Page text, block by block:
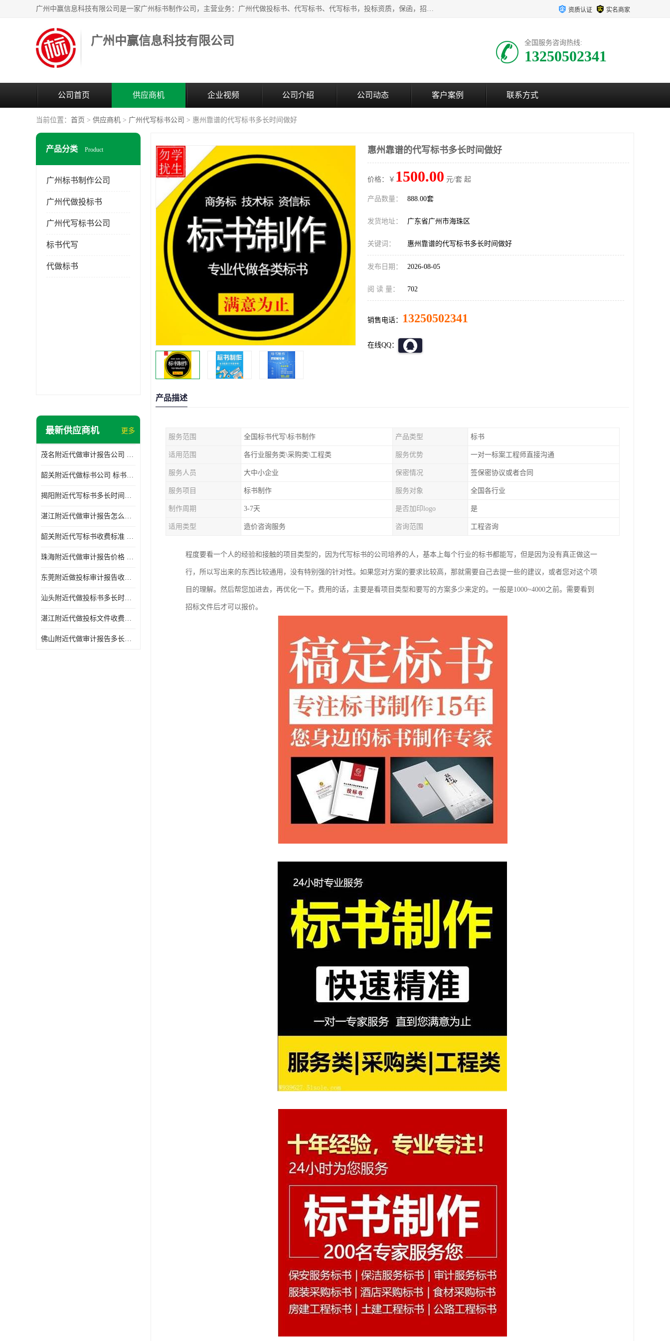
广州中赢信息科技有限公司是一家广州标书制作公司，主营业务：广州代做投标书、代写标书、代写标书，投标资质，保函，招投标培训等等，只要是投标中有需要的，我们这里都可以帮您解决。代写标书的中标案例也有很多。欢迎来电合作。 资质认证 实名商家
广州中赢信息科技有限公司 全国服务咨询热线:
13250502341
公司首页 供应商机 企业视频 公司介绍 公司动态 客户案例 联系方式
当前位置： 首页 > 供应商机 > 广州代写标书公司 > 惠州靠谱的代写标书多长时间做好
产品分类 Product
广州标书制作公司
广州代做投标书
广州代写标书公司
标书代写
代做标书
最新供应商机 更多
茂名附近代做审计报告公司 投标书怎么做
韶关附近代做标书公司 标书制作周期快
揭阳附近代写标书多长时间做好 投标书怎么做
湛江附近代做审计报告怎么收费 一对一服务
韶关附近代写标书收费标准 满足客户需求
珠海附近代做审计报告价格 投标书怎么做
东莞附近做投标审计报告收费标准 标书废标注意事项
汕头附近代做投标书多长时间做好 标书废标注意事项
湛江附近代做投标文件收费标准 投标书怎么做
佛山附近代做审计报告多长时间做好 标书打印封装
惠州靠谱的代写标书多长时间做好
价格：￥ 1500.00 元/套 起
产品数量： 888.00套
发货地址： 广东省广州市海珠区
关键词： 惠州靠谱的代写标书多长时间做好
发布日期： 2026-08-05
阅 读 量： 702
销售电话： 13250502341
在线QQ：
产品描述
服务范围 全国标书代写\标书制作 产品类型 标书
适用范围 各行业服务类\采购类\工程类 服务优势 一对一标案工程师直接沟通
服务人员 大中小企业 保密情况 签保密协议或者合同
服务项目 标书制作 服务对象 全国各行业
制作周期 3-7天 是否加印logo 是
适用类型 造价咨询服务 咨询范围 工程咨询
程度要看一个人的经验和接触的项目类型的，因为代写标书的公司培养的人，基本上每个行业的标书都能写，但是因为没有真正做这一
行，所以写出来的东西比较通用，没有特别强的针对性。如果您对方案的要求比较高，那就需要自己去提一些的建议，或者您对这个项
目的理解。然后帮您加进去，再优化一下。费用的话，主要是看项目类型和要写的方案多少来定的。一般是1000~4000之前。需要看到
招标文件后才可以报价。